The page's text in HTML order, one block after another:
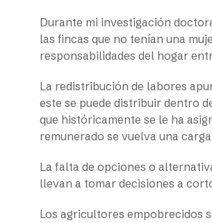
Durante mi investigación
las fincas que no tenían una
responsabilidades del hogar
La redistribución de labores
este se puede distribuir dentro
que históricamente se le ha
remunerado se vuelva una
La falta de opciones o
llevan a tomar decisiones a
Los agricultores empobrecidos